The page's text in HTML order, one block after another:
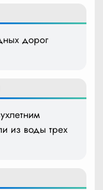
дорог
из воды трех